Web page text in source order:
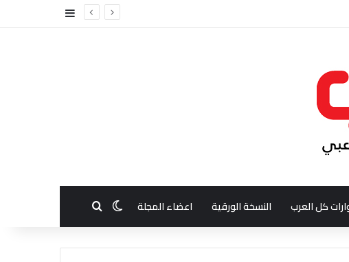
إضافة عمود
كل العرب النسخة الورقية اعضاء المجلة الوضع المظلم
بحث عن